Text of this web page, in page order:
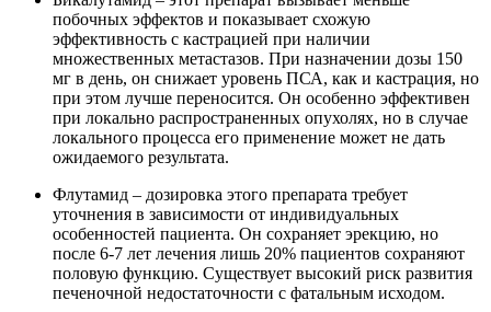
побочных эффектов и показывает схожую
эффективность с кастрацией при наличии
множественных метастазов. При назначении дозы 150
мг в день, он снижает уровень ПСА, как и кастрация, но
при этом лучше переносится. Он особенно эффективен
при локально распространенных опухолях, но в случае
локального процесса его применение может не дать
ожидаемого результата.
Флутамид – дозировка этого препарата требует
уточнения в зависимости от индивидуальных
особенностей пациента. Он сохраняет эрекцию, но
после 6-7 лет лечения лишь 20% пациентов сохраняют
половую функцию. Существует высокий риск развития
печеночной недостаточности с фатальным исходом.